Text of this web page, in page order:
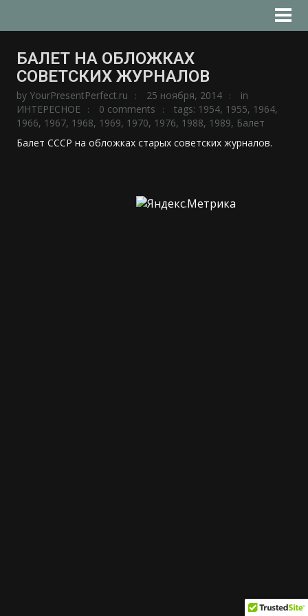
БАЛЕТ НА ОБЛОЖКАХ
СОВЕТСКИХ ЖУРНАЛОВ
by YourPresentPerfect.ru 25 ноября, 2014
in
ИНТЕРЕСНОЕ
0 comments tags: 1954, 1955, 1964,
1966, 1967, 1968, 1969, 1970, 1976, 1988, 1989, Балет
Балет СССР на обложках старых советских журналов.